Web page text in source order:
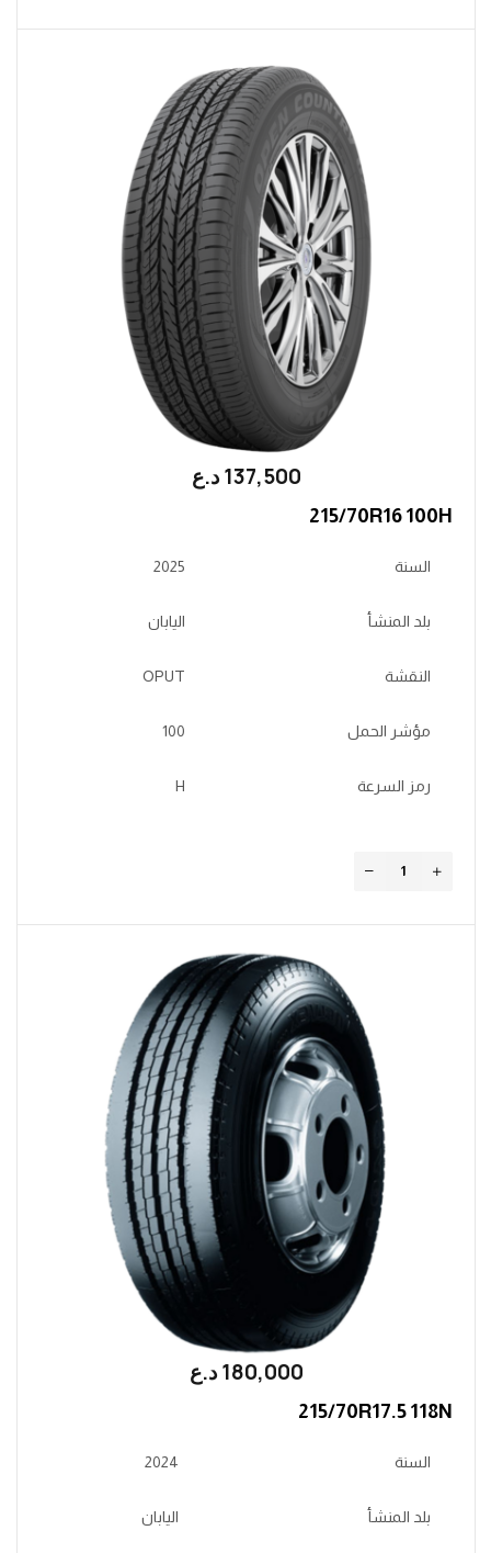
137,500 ؜د.؜ع
215/70R16 100H
السنة 2025
بلد المنشأ اليابان
النقشة OPUT
مؤشر الحمل 100
رمز السرعة H
180,000 ؜د.؜ع
215/70R17.5 118N
السنة 2024
بلد المنشأ اليابان